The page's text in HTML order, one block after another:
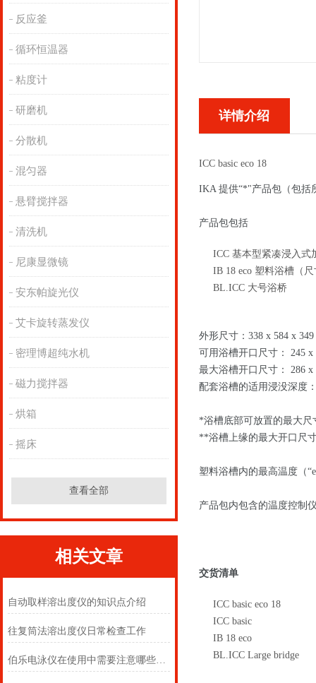
反应釜
循环恒温器
粘度计
研磨机
分散机
混匀器
悬臂搅拌器
清洗机
尼康显微镜
安东帕旋光仪
艾卡旋转蒸发仪
密理博超纯水机
磁力搅拌器
烘箱
摇床
查看全部
相关文章
自动取样溶出度仪的知识点介绍
往复筒法溶出度仪日常检查工作
伯乐电泳仪在使用中需要注意哪些事项？
详情介绍
ICC basic eco 18
IKA 提供“*"产品包（包括
产品包包括
ICC 基本型紧凑浸入式
IB 18 eco 塑料浴槽（
BL.ICC 大号浴桥
外形尺寸：338 x 584 x 349
可用浴槽开口尺寸： 245 x
最大浴槽开口尺寸： 286
配套浴槽的适用浸没深度
*浴槽底部可放置的最大尺
**浴槽上缘的最大开口尺
塑料浴槽内的最高温度（
产品包内包含的温度控制
交货清单
ICC basic eco 18
ICC basic
IB 18 eco
BL.ICC Large bridge